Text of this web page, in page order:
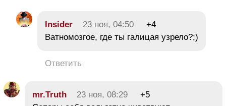
Insider 23 ноя, 04:50
+4
Ватномозгое, где ты галицая узрело?;)
Ответить
mr.Truth 23 ноя, 08:29
+5